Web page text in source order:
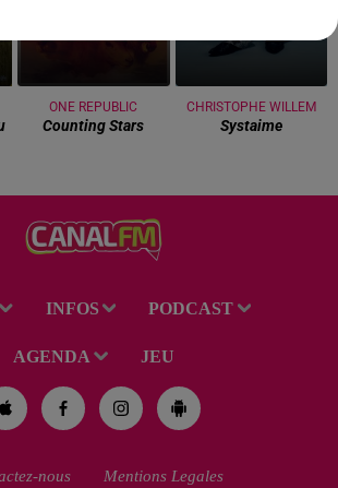
ONE REPUBLIC
Counting Stars
CHRISTOPHE WILLEM
Systaime
INFOS PODCAST
AGENDA JEU
nous Mentions Legales